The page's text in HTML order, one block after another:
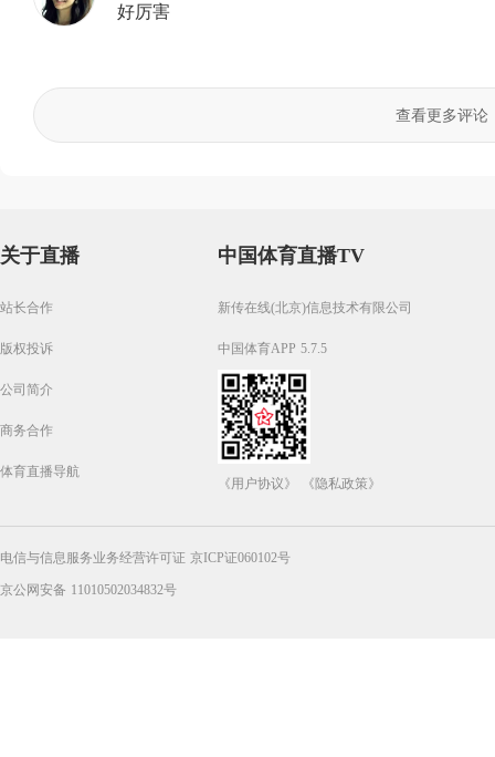
好厉害
查看更多评论
关于直播
站长合作
版权投诉
公司简介
商务合作
体育直播导航
中国体育直播TV
新传在线(北京)信息技术有限公司
中国体育APP 5.7.5
《用户协议》 《隐私政策》
电信与信息服务业务经营许可证 京ICP证060102号
京公网安备 11010502034832号